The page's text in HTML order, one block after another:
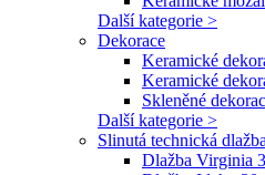
Další kategorie >
Dekorace
Keramické
Keramické
Skleněné
Další kategorie >
Slinutá technická dlažba
Dlažba Virginia